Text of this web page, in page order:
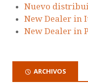
Nuevo
New Dealer in
New Dealer in
ARCHIVOS